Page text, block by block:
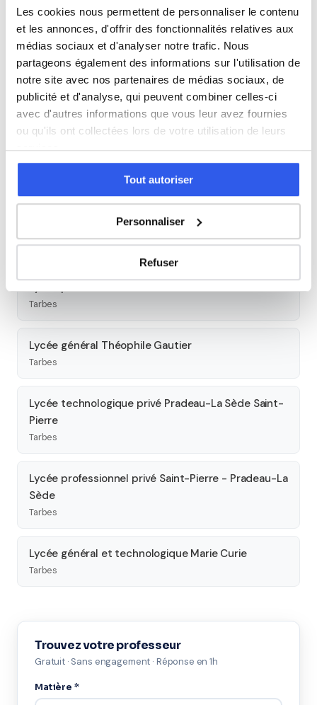
Les cookies nous permettent de personnaliser le contenu
et les annonces, d'offrir des fonctionnalités relatives aux
médias sociaux et d'analyser notre trafic. Nous
partageons également des informations sur l'utilisation de
notre site avec nos partenaires de médias sociaux, de
publicité et d'analyse, qui peuvent combiner celles-ci
avec d'autres informations que vous leur avez fournies
ou qu'ils ont collectées lors de votre utilisation de leurs
services.
Tout autoriser
Personnaliser
Refuser
Histoire
Cours par niveau
Seconde Première Terminale
Études supérieures
Autres lycées à proximité
Lycée général et technologique La Serre de Sarsan
Lourdes
Lycée professionnel Lautréamont
Tarbes
Lycée général Théophile Gautier
Tarbes
Lycée technologique privé Pradeau-La Sède Saint-
Pierre
Tarbes
Lycée professionnel privé Saint-Pierre - Pradeau-La
Sède
Tarbes
Lycée général et technologique Marie Curie
Tarbes
Trouvez votre professeur
Gratuit · Sans engagement · Réponse en 1h
Matière *